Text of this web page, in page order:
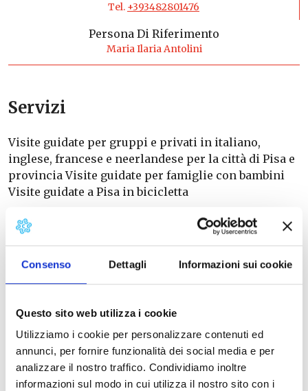
Consenso Dettagli Informazioni sui cookie
Questo sito web utilizza i cookie
Utilizziamo i cookie per personalizzare contenuti ed
annunci, per fornire funzionalità dei social media e per
analizzare il nostro traffico. Condividiamo inoltre
informazioni sul modo in cui utilizza il nostro sito con i
Tel. +393482801476
Persona Di Riferimento
Maria Ilaria Antolini
Servizi
Visite guidate per gruppi e privati in italiano,
inglese, francese e neerlandese per la città di Pisa e
provincia Visite guidate per famiglie con bambini
Visite guidate a Pisa in bicicletta